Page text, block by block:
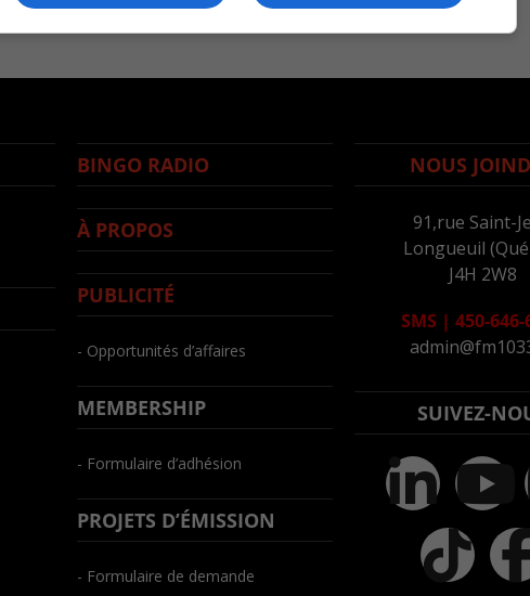
BINGO RADIO
À PROPOS
PUBLICITÉ
- Opportunités d’affaires
MEMBERSHIP
- Formulaire d’adhésion
PROJETS D’ÉMISSION
- Formulaire de demande
NOUS
91,rue Saint-
Longueuil
J4H 2W8
SMS | 450-646-
SUIVEZ-